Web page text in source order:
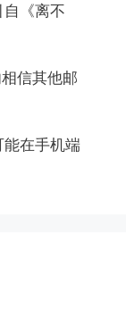
《离不
信其他邮
在手机端